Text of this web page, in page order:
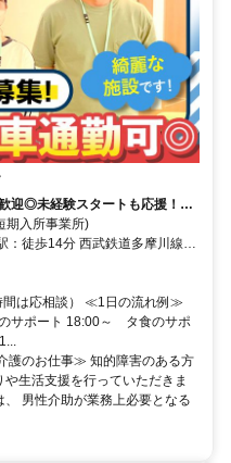
迎◎未経験スタートも応援！30
クOK！
期入所事業所)
間は応相談） ≪1日の流れ例≫
サポート 18:00～ タ食のサポ
護のお仕事≫ 知的障害のある方
生活支援を行っていただきま
男性介助が業務上必要となる